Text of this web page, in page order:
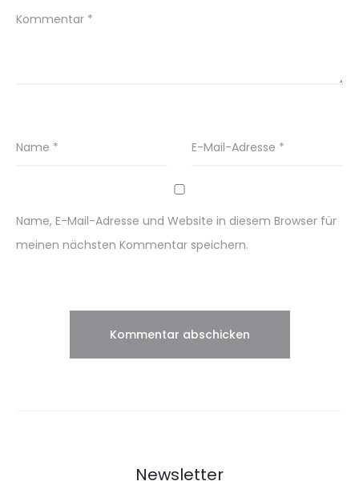
Kommentar *
Name * E-Mail-Adresse *
Name, E-Mail-Adresse und Website in diesem Browser für
meinen nächsten Kommentar speichern.
Newsletter